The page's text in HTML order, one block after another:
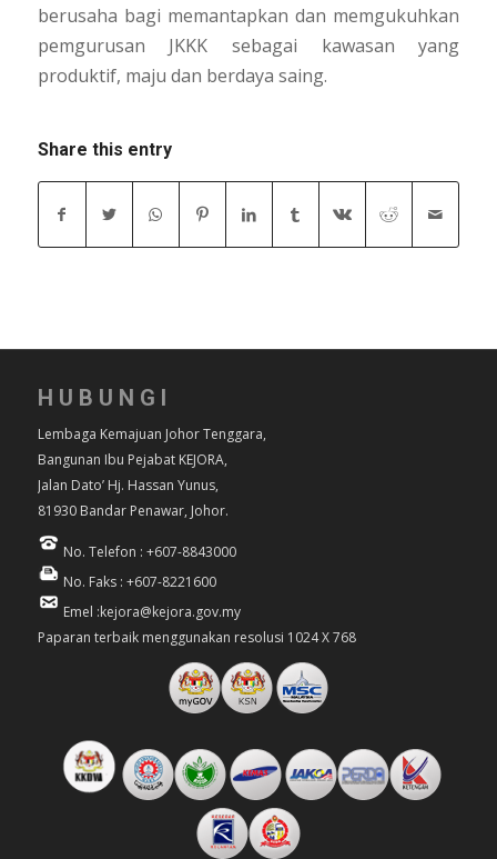
berusaha bagi memantapkan dan memgukuhkan
pemgurusan JKKK sebagai kawasan yang
produktif, maju dan berdaya saing.
Share this entry
HUBUNGI
Lembaga Kemajuan Johor Tenggara,
Bangunan Ibu Pejabat KEJORA,
Jalan Dato’ Hj. Hassan Yunus,
81930 Bandar Penawar, Johor.
No. Telefon : +607-8843000
No. Faks : +607-8221600
Emel :kejora@kejora.gov.my
Paparan terbaik menggunakan resolusi 1024 X 768